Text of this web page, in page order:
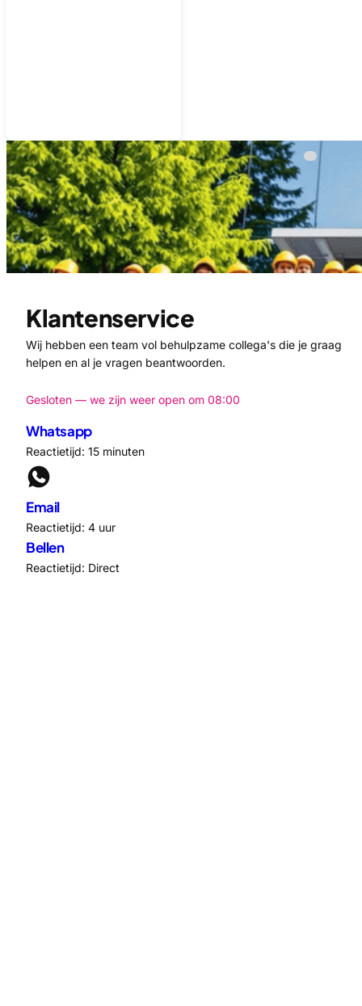
Klantenservice
Wij hebben een team vol behulpzame collega's die je graag
helpen en al je vragen beantwoorden.
Gesloten — we zijn weer open om 08:00
Whatsapp
Reactietijd: 15 minuten
Email
Reactietijd: 4 uur
Bellen
Reactietijd: Direct